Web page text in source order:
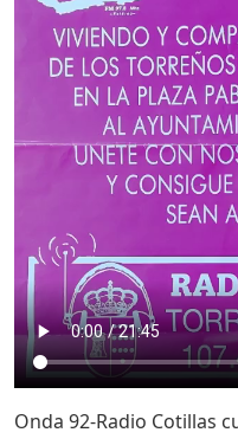
Onda 92-Radio Cotillas